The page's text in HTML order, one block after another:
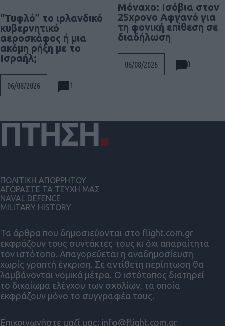
“Τυφλό” το ιρλανδικό
κυβερνητικό
αεροσκάφος ή μια
ακόμη ρήξη με το
Ισραήλ;
06/08/2026 1
Μόναχο: Ισόβια στον
25χρονο Αφγανό για
τη φονική επίθεση σε
διαδήλωση
06/08/2026 0
Τα άρθρα που δημοσιεύονται στο flight.com.gr
εκφράζουν τους συντάκτες τους κι όχι απαραίτητα
τον ιστότοπο. Απαγορεύεται η αναδημοσίευση
χωρίς γραπτή έγκριση. Σε αντίθετη περίπτωση θα
λαμβάνονται νομικά μέτρα. Ο ιστότοπος διατηρεί
το δικαίωμα ελέγχου των σχολίων, τα οποία
εκφράζουν μόνο το συγγραφέα τους.
Επικοινωνήστε μαζί μας: info@flight.com.gr
ΠΟΛΙΤΙΚΗ ΑΠΟΡΡΗΤΟΥ
ΑΓΟΡΑΣΤΕ ΤΑ ΤΕΥΧΗ ΜΑΣ
NAVAL DEFENCE
MILITARY HISTORY